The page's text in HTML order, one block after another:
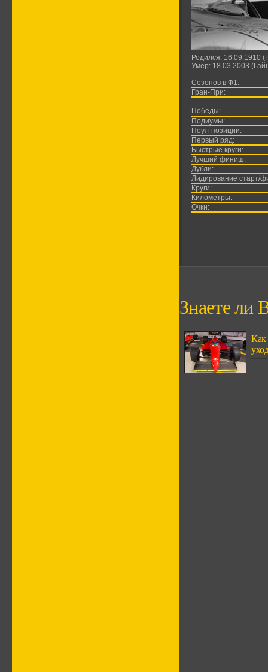
Родился: 16.09.1910
Умер: 18.03.2003
Сезонов в Ф1:
Гран-При:
Победы:
Подиумы:
Поул-позиции:
Первый ряд:
Быстрые круги:
Лучший финиш:
Дубли:
Лидирование старт/
Круги:
Километры:
Очки:
Знаете ли